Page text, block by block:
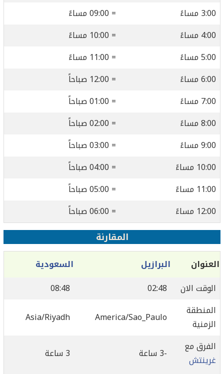
3:00 مساءً
= 09:00 مساءً
4:00 مساءً
= 10:00 مساءً
5:00 مساءً
= 11:00 مساءً
6:00 مساءً
= 12:00 صباحاً
7:00 مساءً
= 01:00 صباحاً
8:00 مساءً
= 02:00 صباحاً
9:00 مساءً
= 03:00 صباحاً
10:00 مساءً
= 04:00 صباحاً
11:00 مساءً
= 05:00 صباحاً
12:00 مساءً
= 06:00 صباحاً
المقارنة
العنوان البرازيل
السعودية
الوقت الان
02:48
08:48
المنطقة
الزمنية
America/Sao_Paulo
Asia/Riyadh
الفرق مع
غرينتش
-3 ساعة 3 ساعة